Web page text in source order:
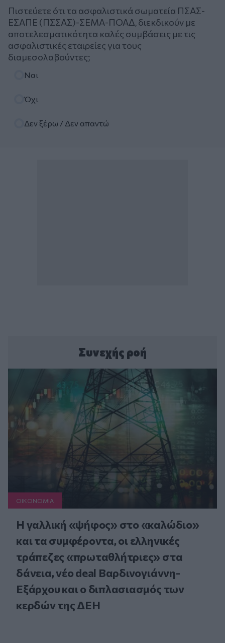
Πιστεύετε ότι τα ασφαλιστικά σωματεία ΠΣΑΣ-
ΕΣΑΠΕ (ΠΣΣΑΣ)-ΣΕΜΑ-ΠΟΑΔ, διεκδικούν με
αποτελεσματικότητα καλές συμβάσεις με τις
ασφαλιστικές εταιρείες για τους
διαμεσολαβούντες;
Ναι
Όχι
Δεν ξέρω / Δεν απαντώ
Συνεχής ροή
ΟΙΚΟΝΟΜΙΑ
Η γαλλική «ψήφος» στο «καλώδιο»
και τα συμφέροντα, οι ελληνικές
τράπεζες «πρωταθλήτριες» στα
δάνεια, νέο deal Βαρδινογιάννη-
Εξάρχου και ο διπλασιασμός των
κερδών της ΔΕΗ